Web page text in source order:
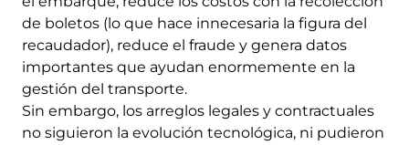
de boletos (lo que hace innecesaria la figura del
recaudador), reduce el fraude y genera datos
importantes que ayudan enormemente en la
gestión del transporte.
Sin embargo, los arreglos legales y contractuales
no siguieron la evolución tecnológica, ni pudieron